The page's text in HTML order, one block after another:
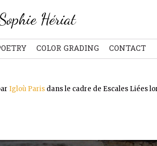
Hériat
COLOR GRADING CONTACT
Igloù Paris dans le cadre de Escales Liées